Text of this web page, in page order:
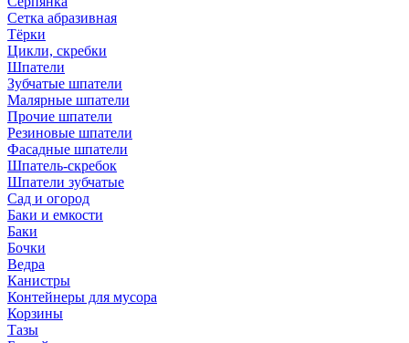
Сетка абразивная
Тёрки
Цикли, скребки
Шпатели
Зубчатые шпатели
Малярные шпатели
Прочие шпатели
Резиновые шпатели
Фасадные шпатели
Шпатель-скребок
Шпатели зубчатые
Сад и огород
Баки и емкости
Баки
Бочки
Ведра
Канистры
Контейнеры для мусора
Корзины
Тазы